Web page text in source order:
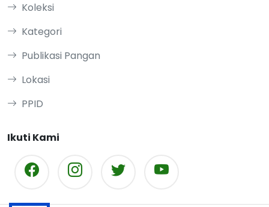
Koleksi
Kategori
Publikasi Pangan
Lokasi
PPID
Ikuti Kami